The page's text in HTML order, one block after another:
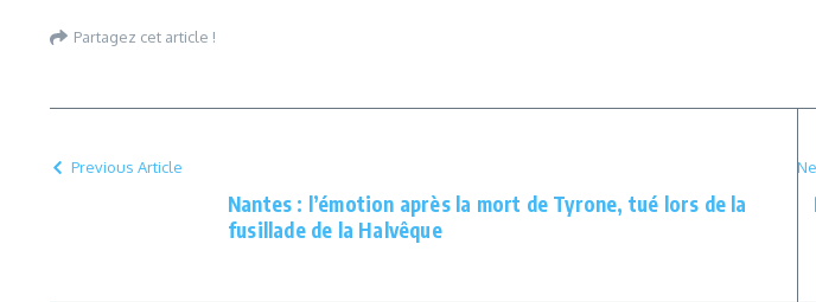
Partagez cet article !
Previous Article
Nantes : l’émotion après la mort de Tyrone, tué lors de la
fusillade de la Halvêque